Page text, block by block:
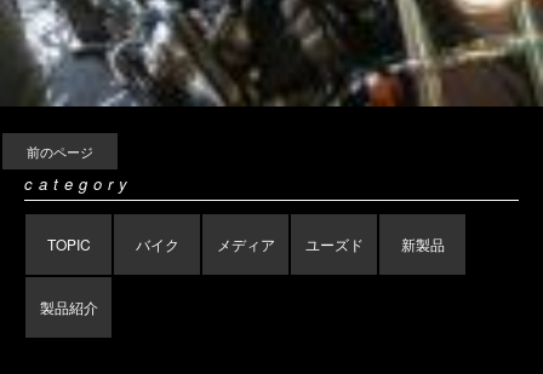
前のページ
category
TOPIC バイク メディア ユーズド 新製品
製品紹介